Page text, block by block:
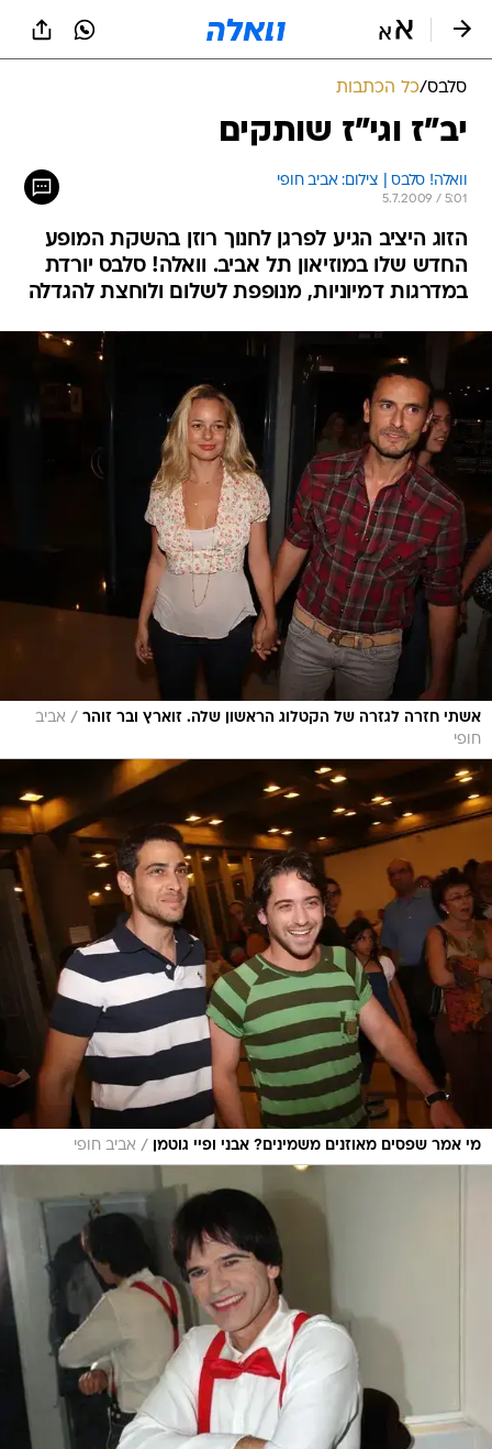
סלבס/כל הכתבות
יב"ז וגי"ז שותקים
וואלה! סלבס | צילום: אביב חופי
5.7.2009 / 5:01
הזוג היציב הגיע לפרגן לחנוך רוזן בהשקת המופע
החדש שלו במוזיאון תל אביב. וואלה! סלבס יורדת
במדרגות דמיוניות, מנופפת לשלום ולוחצת להגדלה
אשתי חזרה לגזרה של הקטלוג הראשון שלה. זוארץ ובר זוהר / אביב
חופי
מי אמר שפסים מאוזנים משמינים? אבני ופיי גוטמן / אביב חופי